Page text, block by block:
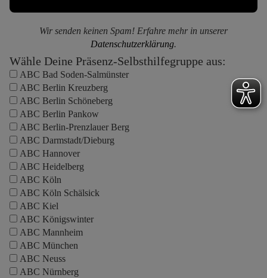
Wir senden keinen Spam! Erfahre mehr in unserer
Datenschutzerklärung.
Wähle Deine Präsenz-Selbsthilfegruppe aus:
ABC Bad Soden-Salmünster
ABC Berlin Kreuzberg
ABC Berlin Schöneberg
ABC Berlin Pankow
ABC Berlin-Prenzlauer Berg
ABC Darmstadt/Dieburg
ABC Hannover
ABC Heidelberg
ABC Köln
ABC Köln Schälsick
ABC Kiel
ABC Königswinter
ABC Mannheim
ABC München
ABC Neuss
ABC Nürnberg